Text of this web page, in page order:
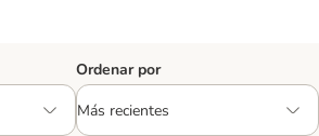
Ordenar por